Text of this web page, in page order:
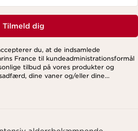
Tilmeld dig
du, at de indsamlede
France til kundeadministrationsformål
tilbud på vores produkter og
dine vaner og/eller dine
visning på sociale medier og
om, hvordan vi håndterer dine data
vores